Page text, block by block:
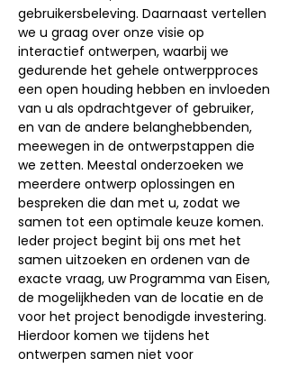
gebruikersbeleving. Daarnaast vertellen
we u graag over onze visie op
interactief ontwerpen, waarbij we
gedurende het gehele ontwerpproces
een open houding hebben en invloeden
van u als opdrachtgever of gebruiker,
en van de andere belanghebbenden,
meewegen in de ontwerpstappen die
we zetten. Meestal onderzoeken we
meerdere ontwerp oplossingen en
bespreken die dan met u, zodat we
samen tot een optimale keuze komen.
Ieder project begint bij ons met het
samen uitzoeken en ordenen van de
exacte vraag, uw Programma van Eisen,
de mogelijkheden van de locatie en de
voor het project benodigde investering.
Hierdoor komen we tijdens het
ontwerpen samen niet voor